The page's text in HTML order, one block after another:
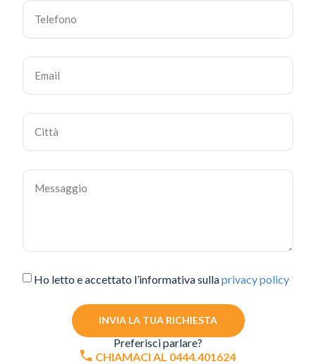
Ho letto e accettato l’informativa sullaprivacy policy
INVIA LA TUA RICHIESTA
Preferisci parlare?
CHIAMACI AL 0444.401624